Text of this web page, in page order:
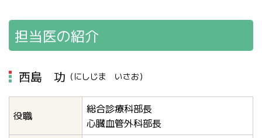
担当医の紹介
西島 功 （にしじま いさお）
役職
総合診療科部長
心臓血管外科部長